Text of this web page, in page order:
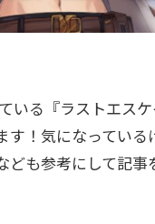
いる『ラストエス
す！気になってい
も参考にして記事